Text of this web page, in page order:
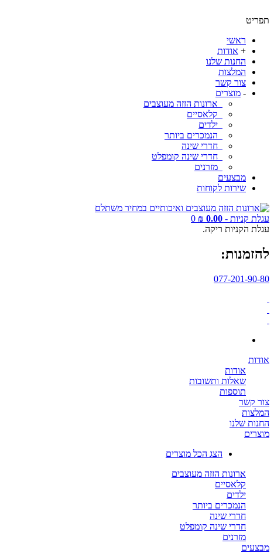
תפריט
ראשי
+ אודות
החנות שלנו
המלצות
צור קשר
- מוצרים
ארונות הזזה מעוצבים
קלאסיים
ילדים
הנמכרים ביותר
חדרי שינה
חדרי שינה קומפלט
מזרנים
מבצעים
שירות לקוחות
עגלת קניות - 0.00 ₪
0
עגלת הקניות ריקה.
להזמנות:
077-201-90-80
אודות
אודות
שאלות ותשובות
תוספות
צור קשר
המלצות
החנות שלנו
מוצרים
הצג הכל מוצרים
ארונות הזזה מעוצבים
קלאסיים
ילדים
הנמכרים ביותר
חדרי שינה
חדרי שינה קומפלט
מזרנים
מבצעים